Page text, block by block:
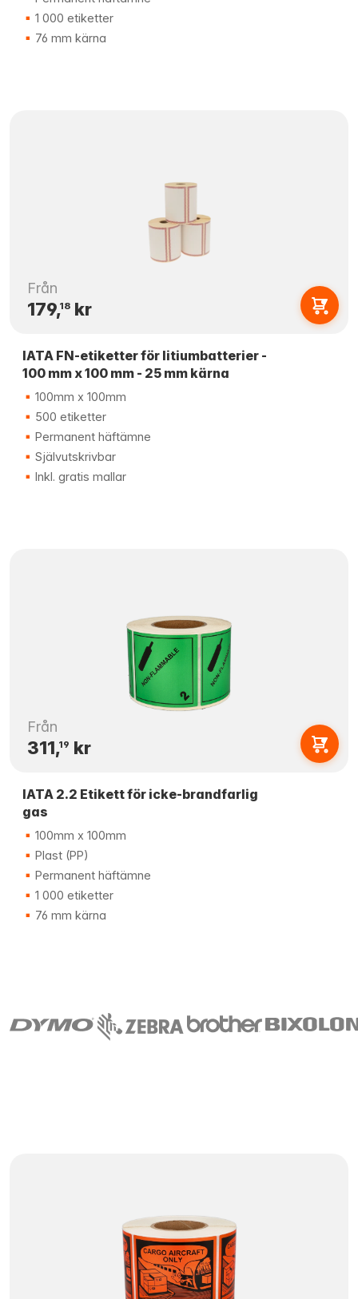
1 000 etiketter
76 mm kärna
Från
179,18kr
IATA FN-etiketter för litiumbatterier -
100 mm x 100 mm - 25 mm kärna
100mm x 100mm
500 etiketter
Permanent häftämne
Självutskrivbar
Inkl. gratis mallar
Från
311,19 kr
IATA 2.2 Etikett för icke-brandfarlig
gas
100mm x 100mm
Plast (PP)
Permanent häftämne
1 000 etiketter
76 mm kärna